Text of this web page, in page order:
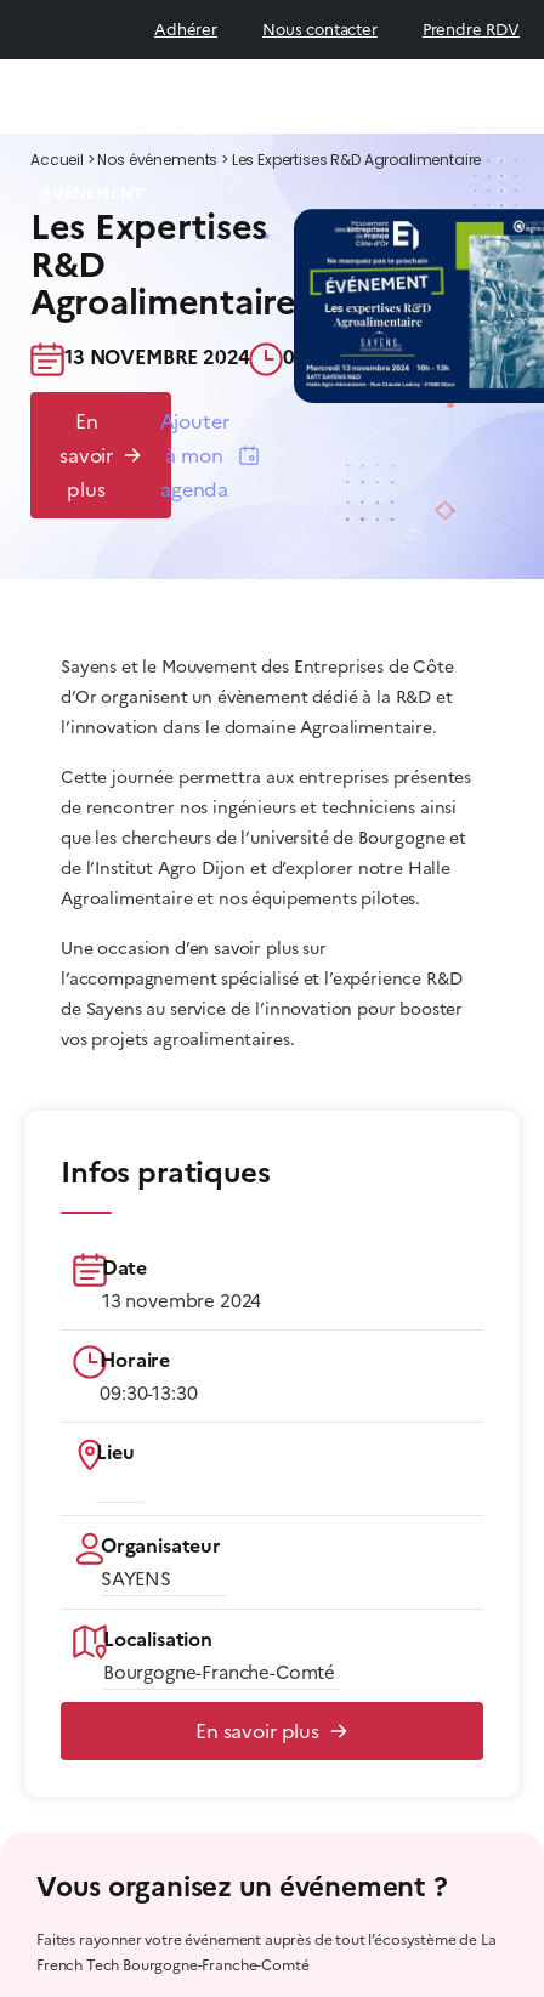
Adhérer Nous contacter Prendre RDV
Accueil >Nos événements > Les Expertises R&D Agroalimentaire
Les Expertises
R&D
Agroalimentaire
13 NOVEMBRE 2024​ 09:30-13:30​
En
savoir
plus
Ajouter
à mon
agenda
Sayens et le Mouvement des Entreprises de Côte
d’Or organisent un évènement dédié à la R&D et
l’innovation dans le domaine Agroalimentaire.
Cette journée permettra aux entreprises présentes
de rencontrer nos ingénieurs et techniciens ainsi
que les chercheurs de l’université de Bourgogne et
de l’Institut Agro Dijon et d’explorer notre Halle
Agroalimentaire et nos équipements pilotes.
Une occasion d’en savoir plus sur
l’accompagnement spécialisé et l’expérience R&D
de Sayens au service de l’innovation pour booster
vos projets agroalimentaires.
Infos pratiques
Date
13 novembre 2024
Horaire
09:30-13:30​
Lieu
Organisateur
SAYENS
Localisation
Bourgogne-Franche-Comté
En savoir plus
Vous organisez un événement ?
Faites rayonner votre événement auprès de tout l’écosystème de La
French Tech Bourgogne-Franche-Comté